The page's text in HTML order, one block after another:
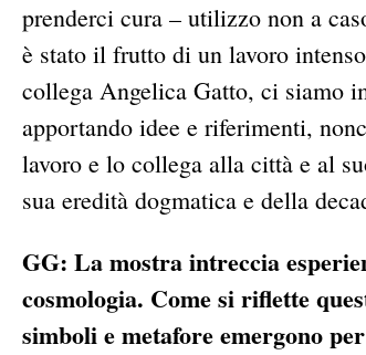
prenderci cura – utilizzo non a
è stato il frutto di un lavoro
collega Angelica Gatto, ci siamo
apportando idee e riferimenti,
lavoro e lo collega alla città e al
sua eredità dogmatica e della
GG: La mostra intreccia
cosmologia. Come si riflette
simboli e metafore emergono